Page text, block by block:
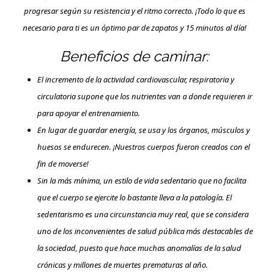
progresar según su resistencia y el ritmo correcto. ¡Todo lo que es
necesario para ti es un óptimo par de zapatos y 15 minutos al día!
Beneficios de caminar:
El incremento de la actividad cardiovascular, respiratoria y
circulatoria supone que los nutrientes van a donde requieren ir
para apoyar el entrenamiento.
En lugar de guardar energía, se usa y los órganos, músculos y
huesos se endurecen. ¡Nuestros cuerpos fueron creados con el
fin de moverse!
Sin la más mínima, un estilo de vida sedentario que no facilita
que el cuerpo se ejercite lo bastante lleva a la patología. El
sedentarismo es una circunstancia muy real, que se considera
uno de los inconvenientes de salud pública más destacables de
la sociedad, puesto que hace muchas anomalías de la salud
crónicas y millones de muertes prematuras al año.